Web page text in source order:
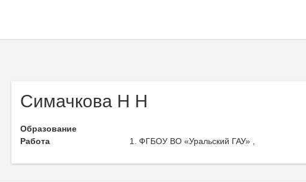
Симачкова Н Н
Образование
Работа
ФГБОУ ВО «Уральский ГАУ» ,